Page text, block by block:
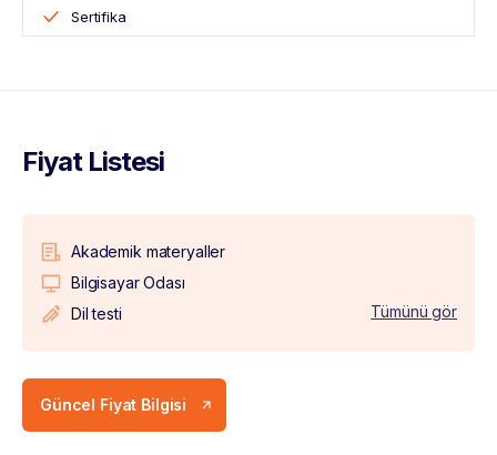
Sertifika
Fiyat Listesi
Akademik materyaller
Bilgisayar Odası
Dil testi
Tümünü gör
Güncel Fiyat Bilgisi